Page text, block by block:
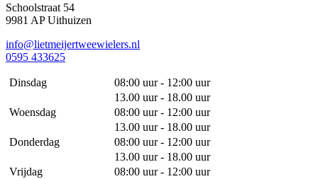
Schoolstraat 54
9981 AP Uithuizen
info@lietmeijertweewielers.nl
0595 433625
Dinsdag
08:00 uur - 12:00 uur
13.00 uur - 18.00 uur
Woensdag
08:00 uur - 12:00 uur
13.00 uur - 18.00 uur
Donderdag
08:00 uur - 12:00 uur
13.00 uur - 18.00 uur
Vrijdag
08:00 uur - 12:00 uur